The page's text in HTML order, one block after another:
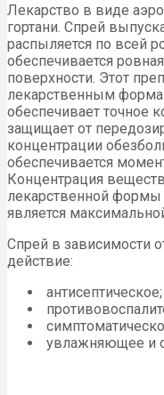
Лекарство в виде
гортани. Спрей
распыляется по всей
обеспечивается
поверхности. Этот
лекарственным
обеспечивает точное
защищает от
концентрации
обеспечивается
Концентрация
лекарственной формы
является
Спрей в зависимости
действие:
антисептическое;
увлажняющее и